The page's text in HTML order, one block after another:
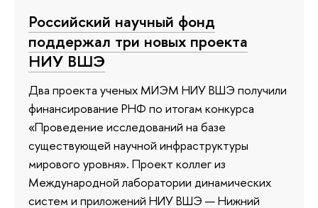
Российский научный фонд
поддержал три новых проекта
НИУ ВШЭ
Два проекта ученых МИЭМ НИУ ВШЭ получили
финансирование РНФ по итогам конкурса
«Проведение исследований на базе
существующей научной инфраструктуры
мирового уровня». Проект коллег из
Международной лаборатории динамических
систем и приложений НИУ ВШЭ — Нижний